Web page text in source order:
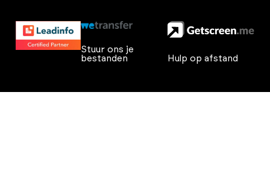
Stuur ons je
bestanden
Hulp op afstand